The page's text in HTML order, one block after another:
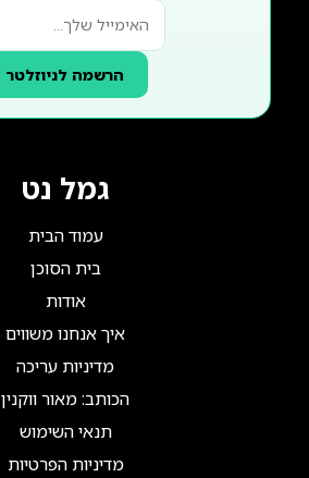
הרשמה לניוזלטר
גמל נט
עמוד הבית
בית הסוכן
אודות
איך אנחנו משווים
מדיניות עריכה
הכותב: מאור ווקנין
תנאי השימוש
מדיניות הפרטיות